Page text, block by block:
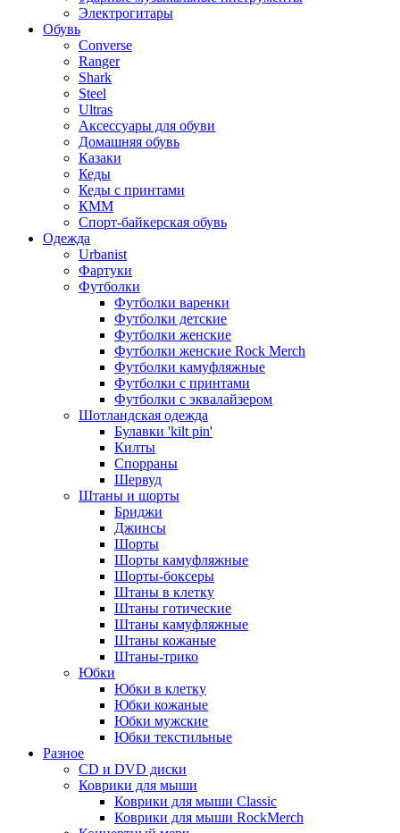
Электрогитары
Обувь
Converse
Ranger
Shark
Steel
Ultras
Аксессуары для обуви
Домашняя обувь
Казаки
Кеды
Кеды с принтами
КММ
Спорт-байкерская обувь
Одежда
Urbanist
Фартуки
Футболки
Футболки варенки
Футболки детские
Футболки женские
Футболки женские Rock Merch
Футболки камуфляжные
Футболки с принтами
Футболки с эквалайзером
Шотландская одежда
Булавки 'kilt pin'
Килты
Спорраны
Шервуд
Штаны и шорты
Бриджи
Джинсы
Шорты
Шорты камуфляжные
Шорты-боксеры
Штаны в клетку
Штаны готические
Штаны камуфляжные
Штаны кожаные
Штаны-трико
Юбки
Юбки в клетку
Юбки кожаные
Юбки мужские
Юбки текстильные
Разное
CD и DVD диски
Коврики для мыши
Коврики для мыши Classic
Коврики для мыши RockMerch